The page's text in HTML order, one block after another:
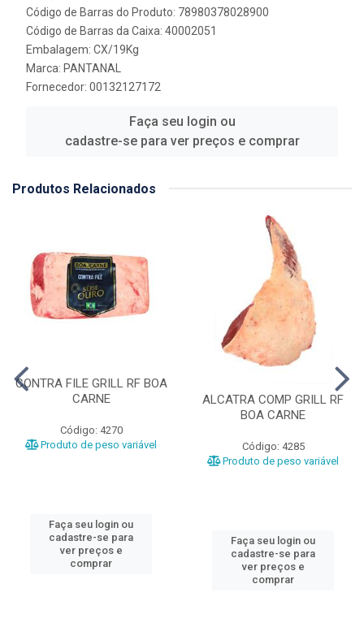
Código de Barras do Produto: 78980378028900
Código de Barras da Caixa: 40002051
Embalagem: CX/19Kg
Marca: PANTANAL
Fornecedor: 00132127172
Faça seu login ou
cadastre-se para ver preços e comprar
Produtos Relacionados
CONTRA FILE GRILL RF BOA
CARNE
Código: 4270
Produto de peso variável
Faça seu login ou
cadastre-se para
ver preços e
comprar
ALCATRA COMP GRILL RF
BOA CARNE
Código: 4285
Produto de peso variável
Faça seu login ou
cadastre-se para
ver preços e
comprar